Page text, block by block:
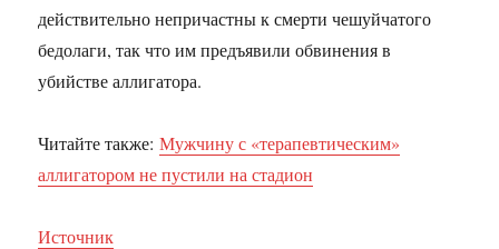
действительно непричастны к смерти чешуйчатого
бедолаги, так что им предъявили обвинения в
убийстве аллигатора.
Читайте также:Мужчину с «терапевтическим»
аллигатором не пустили на стадион
Источник